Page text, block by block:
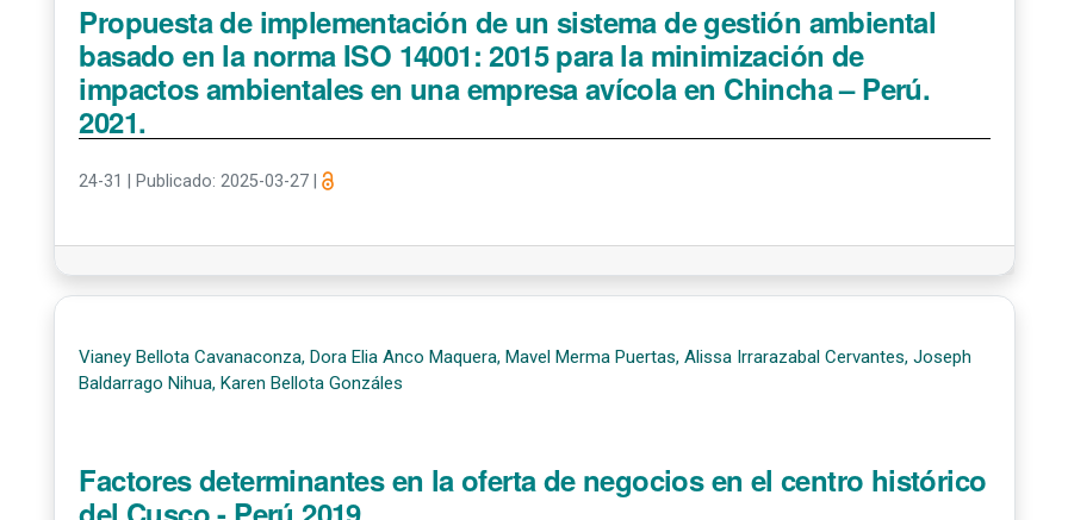
Propuesta de implementación de un sistema de gestión ambiental
basado en la norma ISO 14001: 2015 para la minimización de
impactos ambientales en una empresa avícola en Chincha – Perú.
2021.
24-31 Publicado: 2025-03-27 |
Vianey Bellota Cavanaconza, Dora Elia Anco Maquera, Mavel Merma Puertas, Alissa Irrarazabal Cervantes, Joseph
Baldarrago Nihua, Karen Bellota Gonzáles
Factores determinantes en la oferta de negocios en el centro histórico